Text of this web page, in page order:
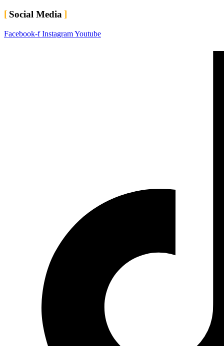
Social Media
Facebook-f InstagramYoutube